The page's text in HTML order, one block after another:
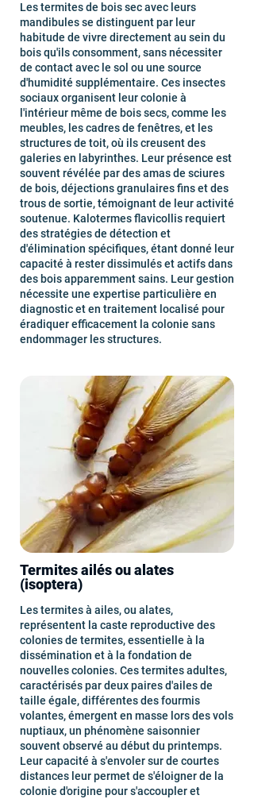
Les termites de bois sec avec leurs
mandibules se distinguent par leur
habitude de vivre directement au sein du
bois qu'ils consomment, sans nécessiter
de contact avec le sol ou une source
d'humidité supplémentaire. Ces insectes
sociaux organisent leur colonie à
l'intérieur même de bois secs, comme les
meubles, les cadres de fenêtres, et les
structures de toit, où ils creusent des
galeries en labyrinthes. Leur présence est
souvent révélée par des amas de sciures
de bois, déjections granulaires fins et des
trous de sortie, témoignant de leur activité
soutenue. Kalotermes flavicollis requiert
des stratégies de détection et
d'élimination spécifiques, étant donné leur
capacité à rester dissimulés et actifs dans
des bois apparemment sains. Leur gestion
nécessite une expertise particulière en
diagnostic et en traitement localisé pour
éradiquer efficacement la colonie sans
endommager les structures.
Termites ailés ou alates
(isoptera)
Les termites à ailes, ou alates,
représentent la caste reproductive des
colonies de termites, essentielle à la
dissémination et à la fondation de
nouvelles colonies. Ces termites adultes,
caractérisés par deux paires d'ailes de
taille égale, différentes des fourmis
volantes, émergent en masse lors des vols
nuptiaux, un phénomène saisonnier
souvent observé au début du printemps.
Leur capacité à s'envoler sur de courtes
distances leur permet de s'éloigner de la
colonie d'origine pour s'accoupler et